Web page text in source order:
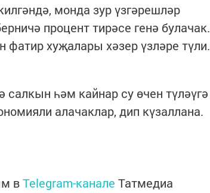
монда зур үзгәрешләр
процент тирәсе генә булачак.
хуҗалары хәзер үзләре түли.
һәм кайнар су өчен түләүгә
алачаклар, дип күзаллана.
вTelegram-канале Татмедиа